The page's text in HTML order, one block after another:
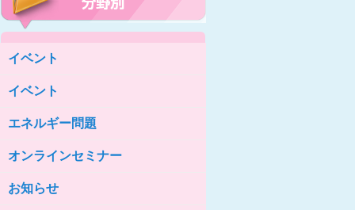
女性の家HELP ネットワークニュー
女性の家HELP ネットワークニュー
ス No.85
女性の家HELP ネットワークニュー
ス No.82
イベント
イベント
エネルギー問題
オンラインセミナー
お知らせ